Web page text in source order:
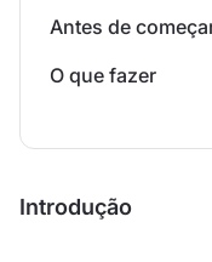
Antes de
O que fazer
Introdução